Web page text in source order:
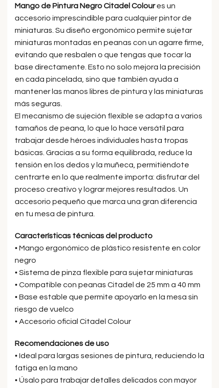
Mango de Pintura Negro Citadel Coloures un
accesorio imprescindible para cualquier pintor de
miniaturas. Su diseño ergonómico permite sujetar
miniaturas montadas en peanas con un agarre firme,
evitando que resbalen o que tengas que tocar la
base directamente. Esto no solo mejora la precisión
en cada pincelada, sino que también ayuda a
mantener las manos libres de pintura y las miniaturas
más seguras.
El mecanismo de sujeción flexible se adapta a varios
tamaños de peana, lo que lo hace versátil para
trabajar desde héroes individuales hasta tropas
básicas. Gracias a su forma equilibrada, reduce la
tensión en los dedos y la muñeca, permitiéndote
centrarte en lo que realmente importa: disfrutar del
proceso creativo y lograr mejores resultados. Un
accesorio pequeño que marca una gran diferencia
en tu mesa de pintura.
Características técnicas del producto
• Mango ergonómico de plástico resistente en color
negro
• Sistema de pinza flexible para sujetar miniaturas
• Compatible con peanas Citadel de 25 mm a 40 mm
• Base estable que permite apoyarlo en la mesa sin
riesgo de vuelco
• Accesorio oficial Citadel Colour
Recomendaciones de uso
• Ideal para largas sesiones de pintura, reduciendo la
fatiga en la mano
• Úsalo para trabajar detalles delicados con mayor